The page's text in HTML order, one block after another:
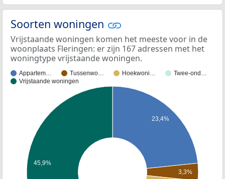
Soorten woningen
Vrijstaande woningen komen het meeste voor in de
woonplaats Fleringen: er zijn 167 adressen met het
woningtype vrijstaande woningen.
Appartem… Tussenwo… Hoekwoni…
Twee-ond…
Vrijstaande woningen
23,4%
3,3%
45,9%